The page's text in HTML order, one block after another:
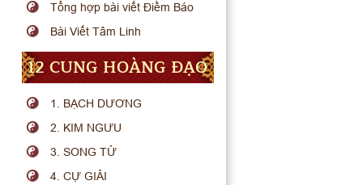
Tổng hợp bài viết Điềm Báo
Bài Viết Tâm Linh
12 CUNG HOÀNG ĐẠO
1. BẠCH DƯƠNG
2. KIM NGƯU
3. SONG TỬ
4. CỰ GIẢI